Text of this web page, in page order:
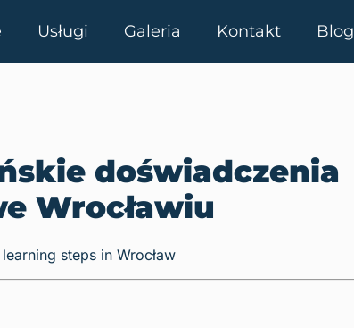
Usługi Galeria Kontakt Blog
doświadczenia
Wrocławiu